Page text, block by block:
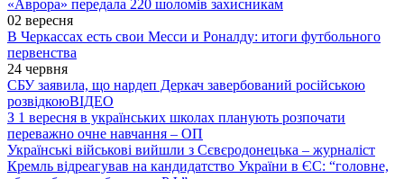
«Аврора» передала 220 шоломів захисникам
02 вересня
В Черкассах есть свои Месси и Роналду: итоги футбольного
первенства
24 червня
СБУ заявила, що нардеп Деркач завербований російською
розвідкоюВІДЕО
З 1 вересня в українських школах планують розпочати
переважно очне навчання – ОП
Українські військові вийшли з Сєвєродонецька – журналіст
Кремль відреагував на кандидатство України в ЄС: “головне,